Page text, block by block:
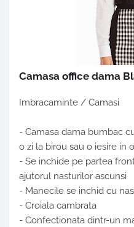
Camasa office dama
Imbracaminte / Camasi
- Camasa dama bumbac
o zi la birou sau o iesire in
- Se inchide pe partea
ajutorul nasturilor ascunsi
- Manecile se inchid cu
- Croiala cambrata
- Confectionata dintr-un